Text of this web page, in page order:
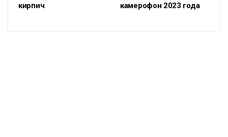
кирпич
камерофон 2023 года